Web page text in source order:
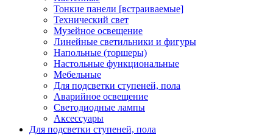
Тонкие панели [встраиваемые]
Технический свет
Музейное освещение
Линейные светильники и фигуры
Напольные (торшеры)
Настольные функциональные
Мебельные
Для подсветки ступеней, пола
Аварийное освещение
Светодиодные лампы
Аксессуары
Для подсветки ступеней, пола